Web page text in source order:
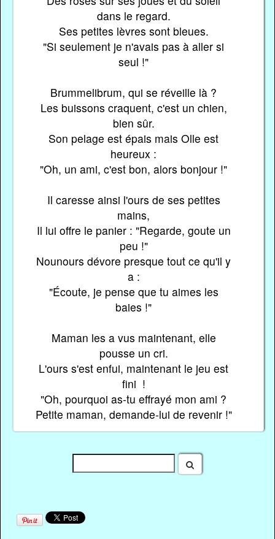
dans le regard.
Ses petites lèvres sont bleues.
"Si seulement je n'avais pas à aller si
seul !"
Brummelibrum, qui se réveille là ?
Les buissons craquent, c'est un chien,
bien sûr.
Son pelage est épais mais Olle est
heureux :
"Oh, un ami, c'est bon, alors bonjour !"
Il caresse ainsi l'ours de ses petites
mains,
Il lui offre le panier : "Regarde, goute un
peu !"
Nounours dévore presque tout ce qu'il y
a :
"Écoute, je pense que tu aimes les
baies !"
Maman les a vus maintenant, elle
pousse un cri.
L'ours s'est enfui, maintenant le jeu est
fini !
"Oh, pourquoi as-tu effrayé mon ami ?
Petite maman, demande-lui de revenir !"